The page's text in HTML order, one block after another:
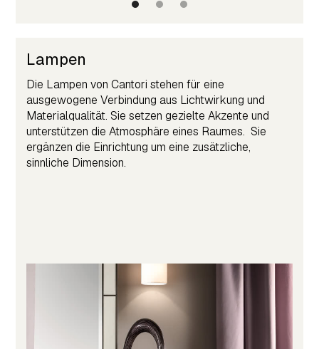
Lampen
Die Lampen von Cantori stehen für eine
ausgewogene Verbindung aus Lichtwirkung und
Materialqualität. Sie setzen gezielte Akzente und
unterstützen die Atmosphäre eines Raumes. Sie
ergänzen die Einrichtung um eine zusätzliche,
sinnliche Dimension.